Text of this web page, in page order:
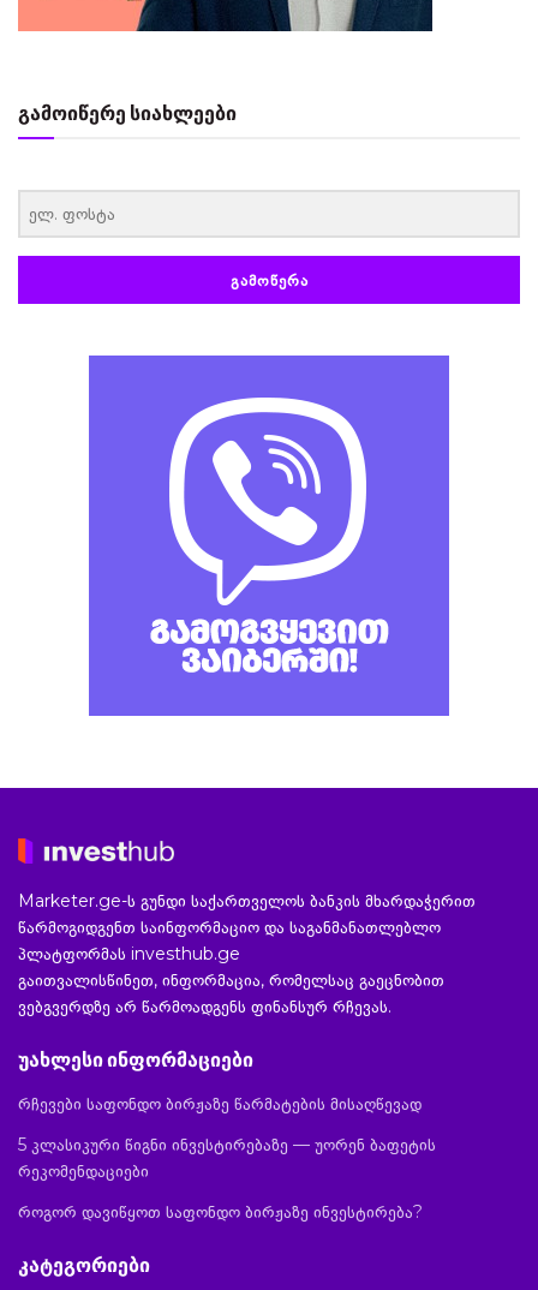
გამოიწერე სიახლეები
ᲒᲐᲛᲝᲬᲔᲠᲐ
Marketer.ge-ს გუნდი საქართველოს ბანკის მხარდაჭერით
წარმოგიდგენთ საინფორმაციო და საგანმანათლებლო
პლატფორმას investhub.ge
გაითვალისწინეთ, ინფორმაცია, რომელსაც გაეცნობით
ვებგვერდზე არ წარმოადგენს ფინანსურ რჩევას.
უახლესი ინფორმაციები
რჩევები საფონდო ბირჟაზე წარმატების მისაღწევად
5 კლასიკური წიგნი ინვესტირებაზე — უორენ ბაფეტის
რეკომენდაციები
როგორ დავიწყოთ საფონდო ბირჟაზე ინვესტირება?
კატეგორიები